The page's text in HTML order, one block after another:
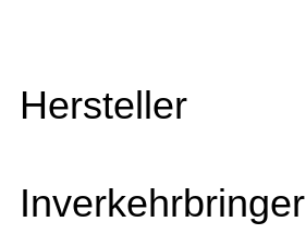
Hersteller
Inverkehrbringer